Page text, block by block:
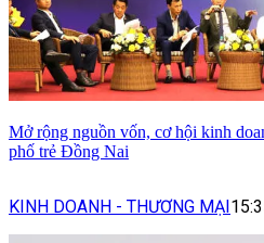
Mở rộng nguồn vốn, cơ hội kinh
phố trẻ Đồng Nai
KINH DOANH - THƯƠNG MẠI